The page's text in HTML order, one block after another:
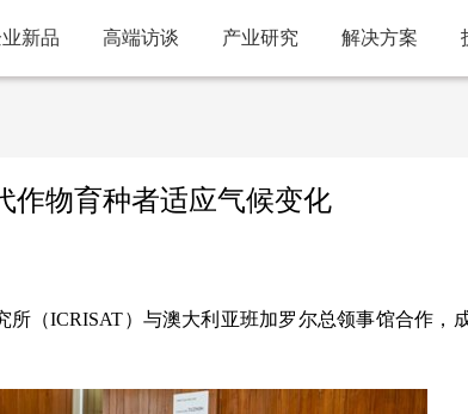
新品 高端访谈 产业研究 解决方案
作物育种者适应气候变化
（ICRISAT）与澳大利亚班加罗尔总领事馆合作，